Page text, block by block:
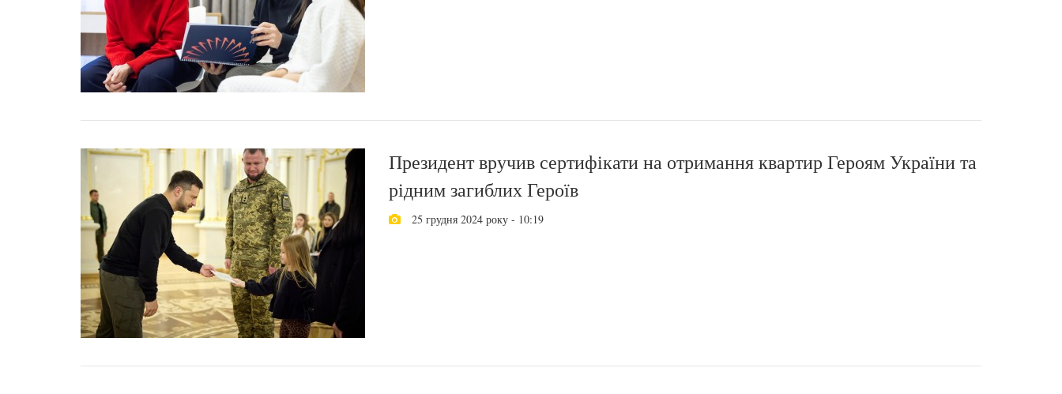
Президент вручив сертифікати на отримання квартир Героям України та
рідним загиблих Героїв
25 грудня 2024 року - 10:19